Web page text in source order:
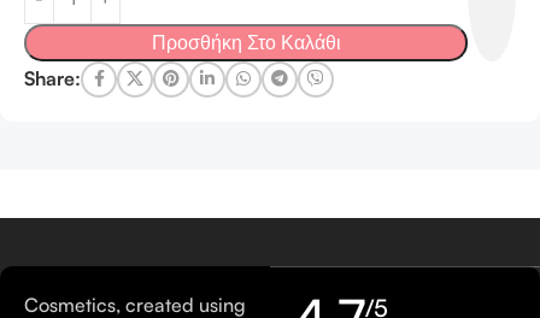
Προσθήκη Στο Καλάθι
Share:
Cosmetics, created using
/5